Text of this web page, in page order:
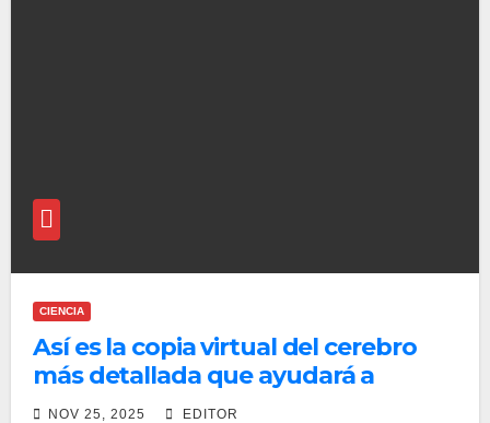
CIENCIA
Así es la copia virtual del cerebro
más detallada que ayudará a
estudiar enfermedades
NOV 25, 2025 EDITOR